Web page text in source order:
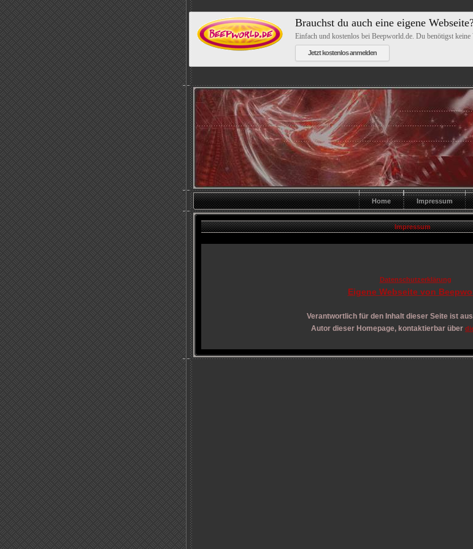
Brauchst du auch eine eigene
Einfach und kostenlos bei Beepworld.de. Du benötigst
Jetzt kostenlos anmelden
Home Impressum
Impressum
Datenschutzerklärung
Eigene Webseite von
Verantwortlich für den Inhalt dieser Seite ist
Autor dieser Homepage, kontaktierbar über